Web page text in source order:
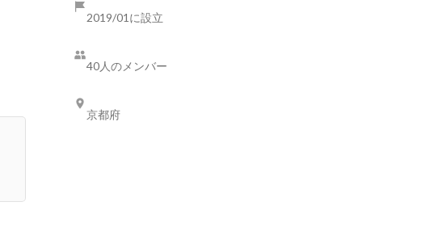
2019/01に設立
40人のメンバー
京都府